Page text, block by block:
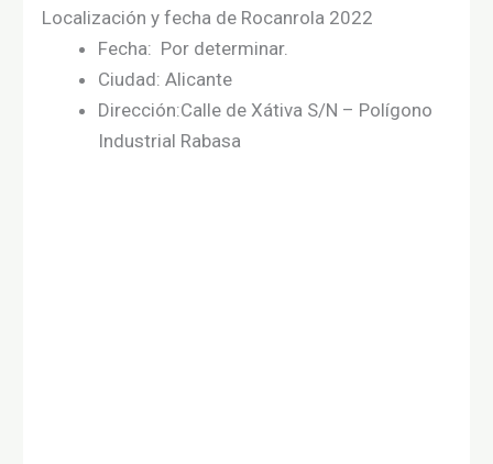
Localización y fecha de Rocanrola 2022
Fecha: Por determinar.
Ciudad: Alicante
Dirección:Calle de Xátiva S/N – Polígono
Industrial Rabasa